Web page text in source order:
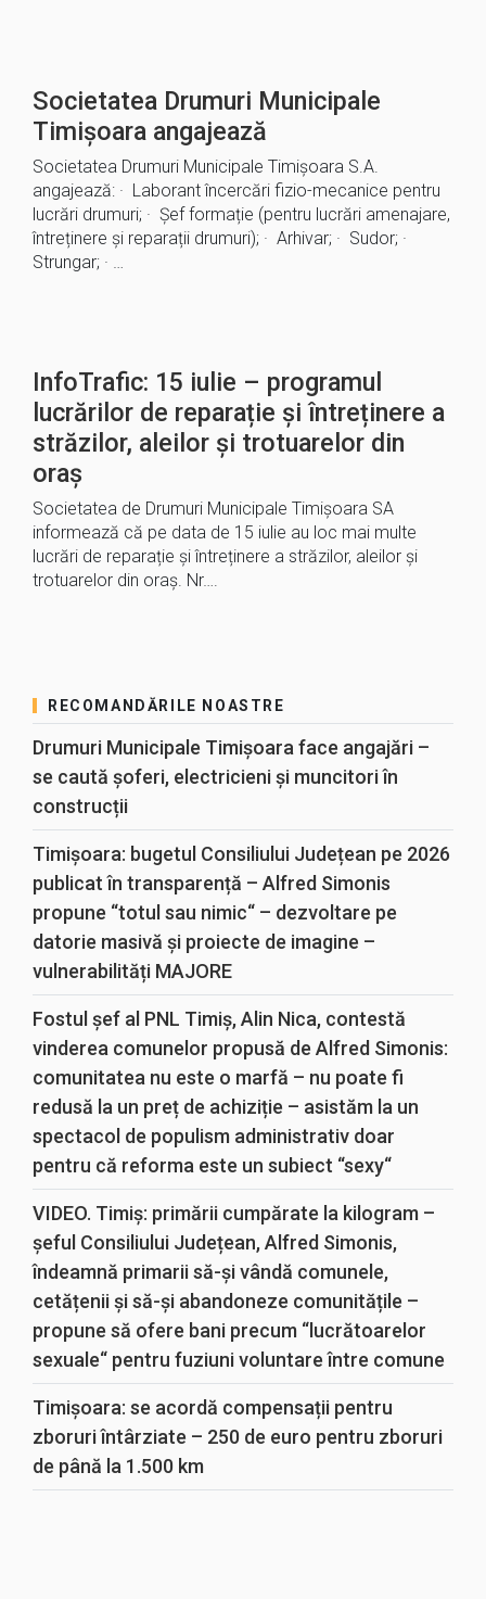
Societatea Drumuri Municipale
Timișoara angajează
Societatea Drumuri Municipale Timișoara S.A.
angajează: · Laborant încercări fizio-mecanice pentru
lucrări drumuri; · Șef formație (pentru lucrări amenajare,
întreținere și reparații drumuri); · Arhivar; · Sudor; ·
Strungar; · …
InfoTrafic: 15 iulie – programul
lucrărilor de reparație și întreținere a
străzilor, aleilor și trotuarelor din
oraș
Societatea de Drumuri Municipale Timișoara SA
informează că pe data de 15 iulie au loc mai multe
lucrări de reparație și întreținere a străzilor, aleilor și
trotuarelor din oraș. Nr….
RECOMANDĂRILE NOASTRE
Drumuri Municipale Timișoara face angajări –
se caută șoferi, electricieni și muncitori în
construcții
Timișoara: bugetul Consiliului Județean pe 2026
publicat în transparență – Alfred Simonis
propune “totul sau nimic“ – dezvoltare pe
datorie masivă și proiecte de imagine –
vulnerabilități MAJORE
Fostul șef al PNL Timiș, Alin Nica, contestă
vinderea comunelor propusă de Alfred Simonis:
comunitatea nu este o marfă – nu poate fi
redusă la un preț de achiziție – asistăm la un
spectacol de populism administrativ doar
pentru că reforma este un subiect “sexy“
VIDEO. Timiș: primării cumpărate la kilogram –
șeful Consiliului Județean, Alfred Simonis,
îndeamnă primarii să-și vândă comunele,
cetățenii și să-și abandoneze comunitățile –
propune să ofere bani precum “lucrătoarelor
sexuale“ pentru fuziuni voluntare între comune
Timișoara: se acordă compensații pentru
zboruri întârziate – 250 de euro pentru zboruri
de până la 1.500 km